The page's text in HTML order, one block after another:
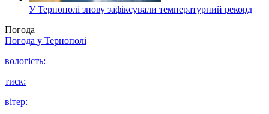
У Тернополі знову зафіксували температурний рекорд
Погода
Погода у Тернополі
вологість:
тиск:
вітер: